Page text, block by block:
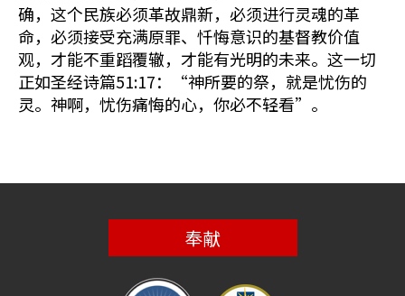
确，这个民族必须革故鼎新，必须进行灵魂的革
命，必须接受充满原罪、忏悔意识的基督教价值
观，才能不重蹈覆辙，才能有光明的未来。这一切
正如圣经诗篇51:17：“神所要的祭，就是忧伤的
灵。神啊，忧伤痛悔的心，你必不轻看”。
奉献